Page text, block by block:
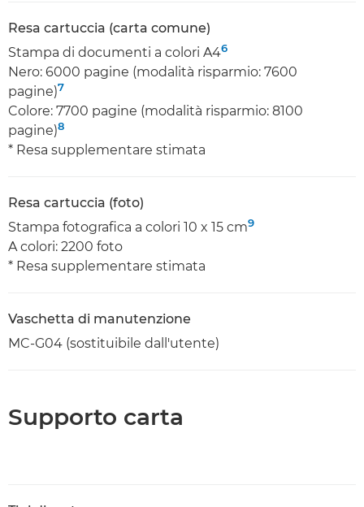
Resa cartuccia (carta comune)
Stampa di documenti a colori A46
Nero: 6000 pagine (modalità risparmio: 7600
pagine)7
Colore: 7700 pagine (modalità risparmio: 8100
pagine)8
* Resa supplementare stimata
Resa cartuccia (foto)
Stampa fotografica a colori 10 x 15 cm9
A colori: 2200 foto
* Resa supplementare stimata
Vaschetta di manutenzione
MC-G04 (sostituibile dall'utente)
Supporto carta